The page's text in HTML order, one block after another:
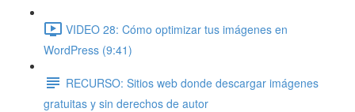
VIDEO 28: Cómo optimizar tus imágenes en
WordPress (9:41)
RECURSO: Sitios web donde descargar imágenes
gratuitas y sin derechos de autor